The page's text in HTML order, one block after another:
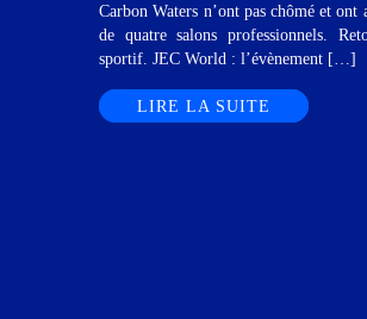
Carbon Waters n’ont pas chômé et
de quatre salons professionnels.
sportif. JEC World : l’évènement […]
LIRE LA SUITE